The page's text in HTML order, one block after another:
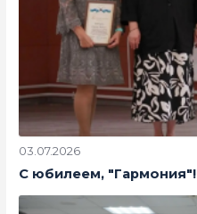
03.07.2026
С юбилеем, "Гармония"!